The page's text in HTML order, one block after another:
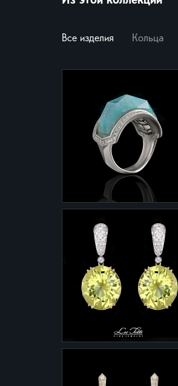
Все изделия Кольца
1-0079
Кольцо 1-0079 из белого
золота с эксклюзивно
огранённым аквамарином и
бриллиантами.
2-353/2